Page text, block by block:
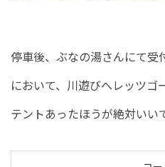
停車後、ぶなの湯さんにて
において、川遊びへレッツゴ
テントあったほうが絶対いい